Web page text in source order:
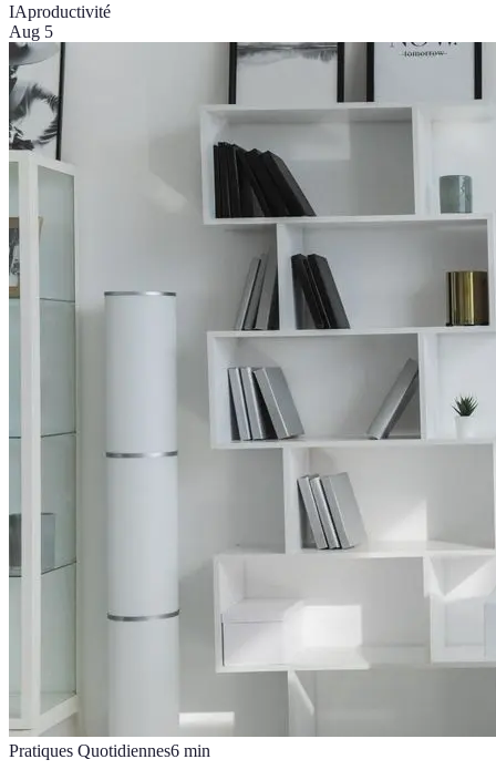
IAproductivité
Aug 5
Pratiques Quotidiennes6 min